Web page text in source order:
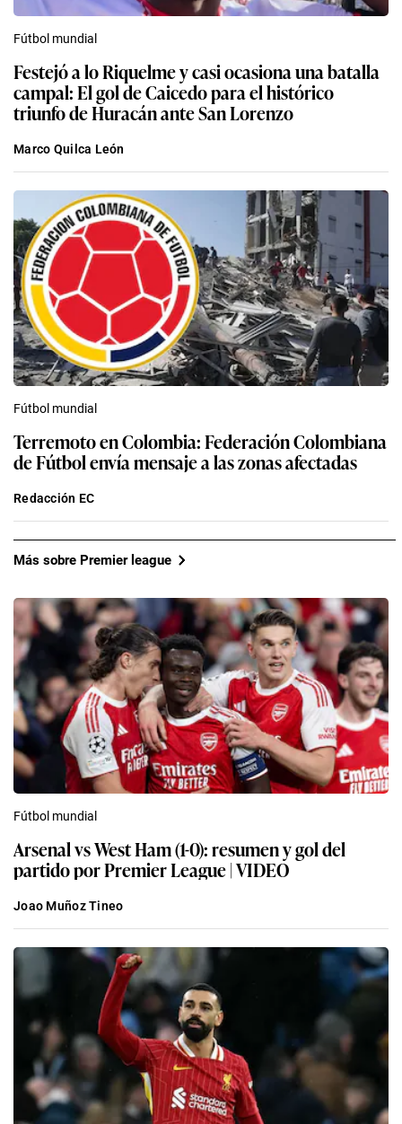
Fútbol mundial
Festejó a lo Riquelme y casi ocasiona una batalla
campal: El gol de Caicedo para el histórico
triunfo de Huracán ante San Lorenzo
Marco Quilca León
Fútbol mundial
Terremoto en Colombia: Federación Colombiana
de Fútbol envía mensaje a las zonas afectadas
Redacción EC
Más sobre Premier league
Fútbol mundial
Arsenal vs West Ham (1-0): resumen y gol del
partido por Premier League | VIDEO
Joao Muñoz Tineo